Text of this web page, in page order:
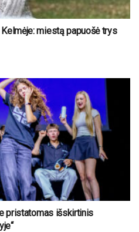
miestą papuošė trys
pristatomas išskirtinis